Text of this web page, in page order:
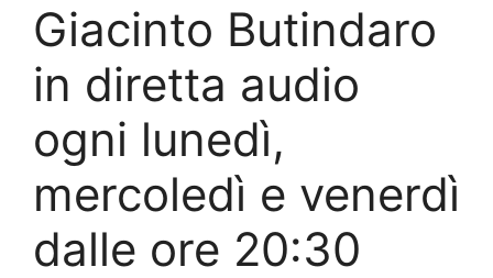
Giacinto Butindaro
in diretta audio
ogni lunedì,
mercoledì e venerdì
dalle ore 20:30